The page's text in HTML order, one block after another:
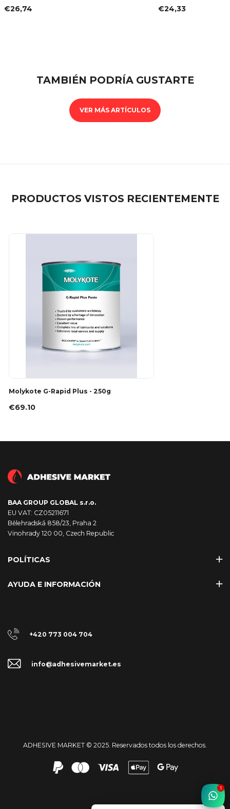
€26,74 €24,33
TAMBIÉN PODRÍA GUSTARTE
VER MÁS ARTÍCULOS
PRODUCTOS VISTOS RECIENTEMENTE
Molykote G-Rapid Plus - 250g
€69.10
BAA GROUP GLOBAL s.r.o.
EU VAT: CZ05211671
Bělehradská 858/23, Praha 2
Vinohrady 120 00, Czech Republic
POLÍTICAS
AYUDA E INFORMACIÓN
+420 773 004 704
info@adhesivemarket.es
ADHESIVE MARKET © 2025. Reservados todos los derechos.
1